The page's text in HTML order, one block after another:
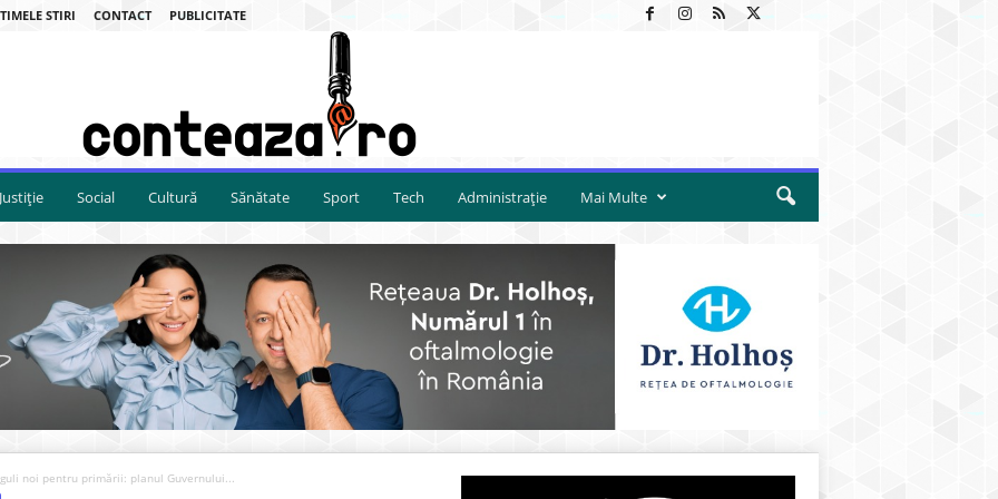
STIRI CONTACT PUBLICITATE
Justiție Social Cultură Sănătate Sport Tech Administrație Mai Multe
noi pentru primării: planul Guvernului...